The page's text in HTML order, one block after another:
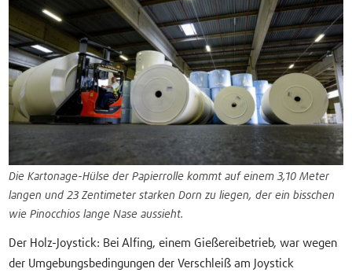
Die Kartonage-Hülse der Papierrolle kommt auf einem 3,10 Meter
langen und 23 Zentimeter starken Dorn zu liegen, der ein bisschen
wie Pinocchios lange Nase aussieht.
Der Holz-Joystick: Bei Alfing, einem Gießereibetrieb, war wegen
der Umgebungsbedingungen der Verschleiß am Joystick